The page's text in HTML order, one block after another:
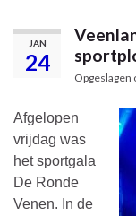
JAN
24
Opgeslagen
Afgelopen
vrijdag was
het sportgala
De Ronde
Venen. In de